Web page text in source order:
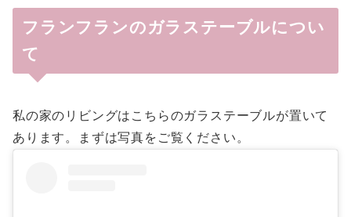
フランフランのガラステーブルについ
て
私の家のリビングはこちらのガラステーブルが置いて
あります。まずは写真をご覧ください。